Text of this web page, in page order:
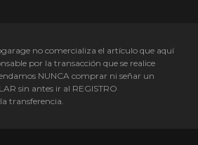
no comercializa el artículo que aquí
por la transacción que se realice
NUNCA comprar ni señar un
sin antes ir al REGISTRO
transferencia.